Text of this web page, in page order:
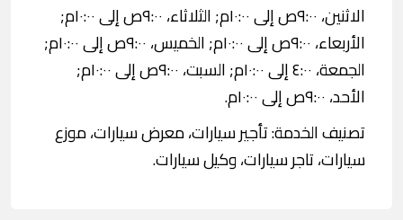
الاثنين، ٩:٠٠ص إلى ١٠:٠٠م; الثلاثاء، ٩:٠٠ص إلى ١٠:٠٠م;
الأربعاء، ٩:٠٠ص إلى ١٠:٠٠م; الخميس، ٩:٠٠ص إلى ١٠:٠٠م;
الجمعة، ٤:٠٠ إلى ١٠:٠٠م; السبت، ٩:٠٠ص إلى ١٠:٠٠م;
الأحد، ٩:٠٠ص إلى ١٠:٠٠م.
تصنيف الخدمة: تأجير سيارات، معرض سيارات، موزع
سيارات، تاجر سيارات، وكيل سيارات.